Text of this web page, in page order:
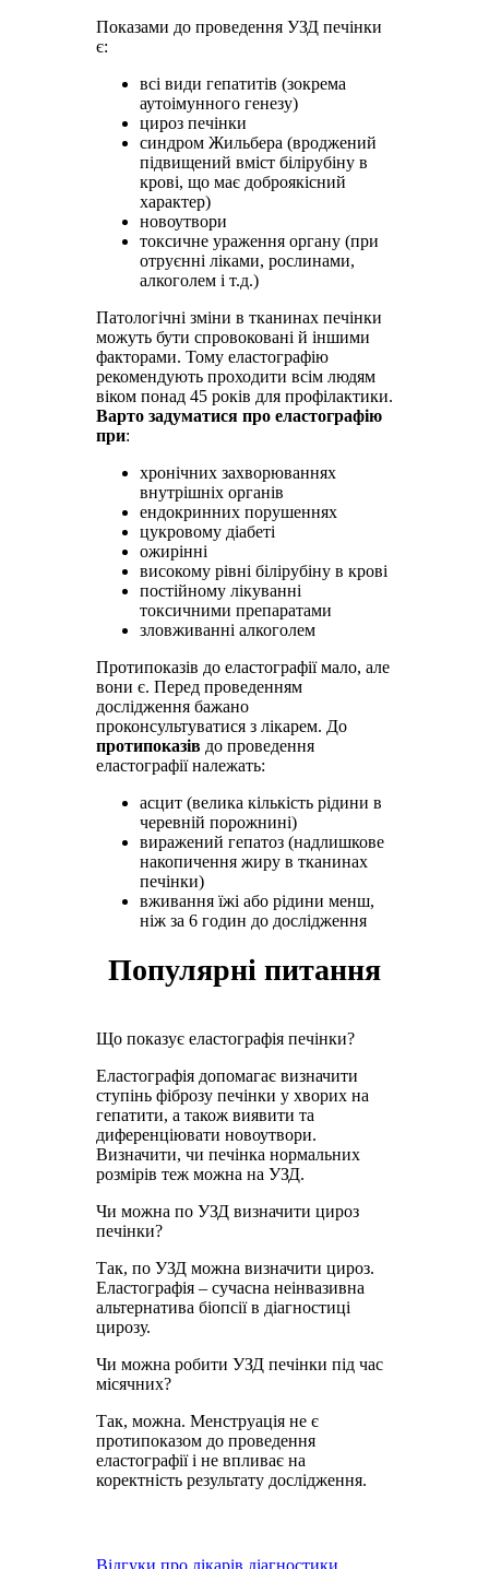
Показами до проведення УЗД печінки
є:
всі види гепатитів (зокрема
аутоімунного генезу)
цироз печінки
синдром Жильбера (вроджений
підвищений вміст білірубіну в
крові, що має доброякісний
характер)
новоутвори
токсичне ураження органу (при
отруєнні ліками, рослинами,
алкоголем і т.д.)
Патологічні зміни в тканинах печінки
можуть бути спровоковані й іншими
факторами. Тому еластографію
рекомендують проходити всім людям
віком понад 45 років для профілактики.
Варто задуматися про еластографію
при:
хронічних захворюваннях
внутрішніх органів
ендокринних порушеннях
цукровому діабеті
ожирінні
високому рівні білірубіну в крові
постійному лікуванні
токсичними препаратами
зловживанні алкоголем
Протипоказів до еластографії мало, але
вони є. Перед проведенням
дослідження бажано
проконсультуватися з лікарем. До
протипоказів до проведення
еластографії належать:
асцит (велика кількість рідини в
черевній порожнині)
виражений гепатоз (надлишкове
накопичення жиру в тканинах
печінки)
вживання їжі або рідини менш,
ніж за 6 годин до дослідження
Популярні питання
Що показує еластографія печінки?
Еластографія допомагає визначити
ступінь фіброзу печінки у хворих на
гепатити, а також виявити та
диференціювати новоутвори.
Визначити, чи печінка нормальних
розмірів теж можна на УЗД.
Чи можна по УЗД визначити цироз
печінки?
Так, по УЗД можна визначити цироз.
Еластографія – сучасна неінвазивна
альтернатива біопсії в діагностиці
цирозу.
Чи можна робити УЗД печінки під час
місячних?
Так, можна. Менструація не є
протипоказом до проведення
еластографії і не впливає на
коректність результату дослідження.
Відгуки про лікарів діагностики